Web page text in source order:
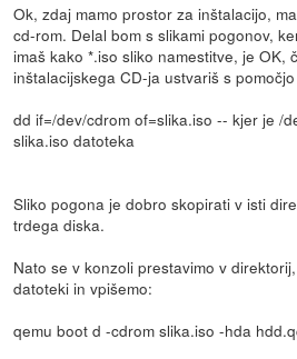
Ok, zdaj mamo prostor za inštalacijo,
cd-rom. Delal bom s slikami pogonov,
imaš kako *.iso sliko namestitve, je OK,
inštalacijskega CD-ja ustvariš s
dd if=/dev/cdrom of=slika.iso -- kjer je /
slika.iso datoteka
Sliko pogona je dobro skopirati v isti
trdega diska.
Nato se v konzoli prestavimo v
datoteki in vpišemo:
qemu boot d -cdrom slika.iso -hda